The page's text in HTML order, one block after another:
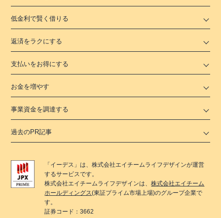
低金利で賢く借りる
返済をラクにする
支払いをお得にする
お金を増やす
事業資金を調達する
過去のPR記事
「 イーデス 」は、株式会社エイチームライフデザインが運営
するサービスです。
株式会社エイチームライフデザインは、株式会社エイチーム
ホールディングス(東証プライム市場上場)のグループ企業で
す。
証券コード：3662